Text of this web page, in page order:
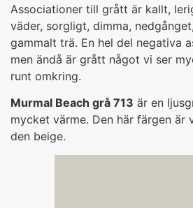
Associationer till grått är kallt,
väder, sorgligt, dimma,
gammalt trä. En hel del negativa
men ändå är grått något vi ser
runt omkring.
Murmal Beach grå 713 är en
mycket värme. Den här färgen är
den beige.